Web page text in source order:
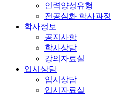
인력양성유형
전공심화 학사과정
학사정보
공지사항
학사상담
강의자료실
입시상담
입시상담
입시자료실